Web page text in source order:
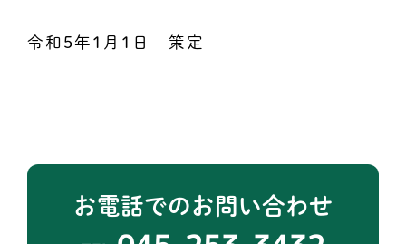
令和5年1月1日 策定
お電話でのお問い合わせ